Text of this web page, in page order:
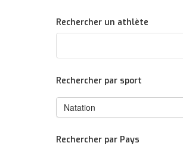
Rechercher un athlète
Rechercher par sport
Natation
Rechercher par Pays